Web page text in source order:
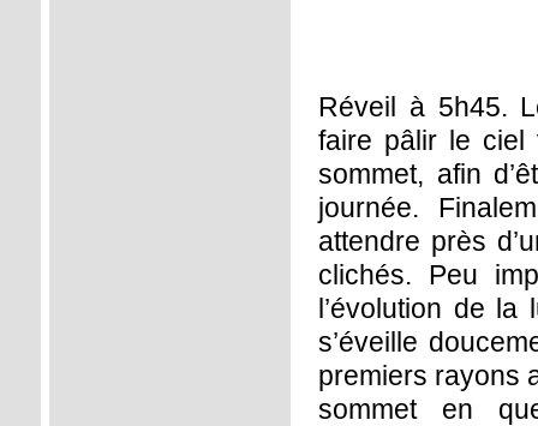
Réveil à 5h45.
faire pâlir le ciel
sommet, afin
journée.
attendre près
clichés. Peu
l’évolution de
s’éveille
premiers rayons
sommet en